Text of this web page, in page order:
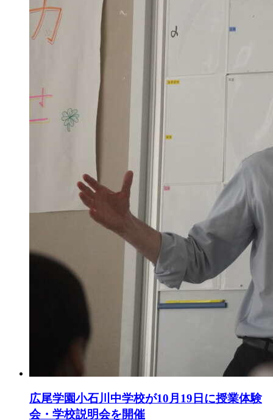
広尾学園小石川中学校が10月19日に授業体験
会・学校説明会を開催